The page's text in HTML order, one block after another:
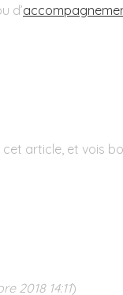
d’
article, et vois
2018 14:11)